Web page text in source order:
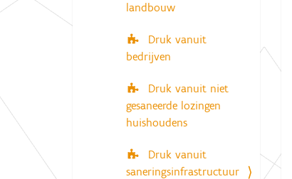
landbouw
Druk vanuit
bedrijven
Druk vanuit niet
gesaneerde lozingen
huishoudens
Druk vanuit
saneringsinfrastructuur